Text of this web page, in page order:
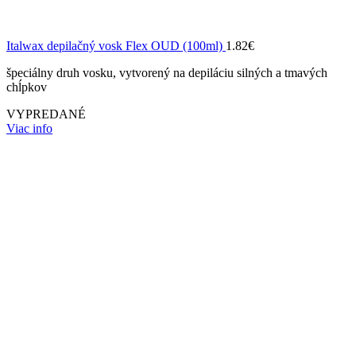
Italwax depilačný vosk Flex OUD (100ml) 1.82€
špeciálny druh vosku, vytvorený na depiláciu silných a tmavých
chĺpkov
VYPREDANÉ
Viac info